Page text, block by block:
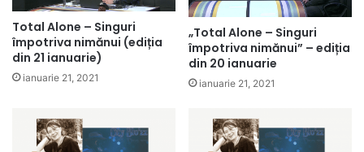
Total Alone – Singuri
împotriva nimănui (ediția
din 21 ianuarie)
ianuarie 21, 2021
„Total Alone – Singuri
împotriva nimănui” – ediția
din 20 ianuarie
ianuarie 21, 2021